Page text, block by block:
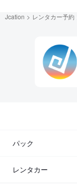
Jcation レンタカー予約
パック
レンタカー